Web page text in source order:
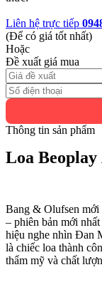
Liên hệ trực tiếp
(Để có giá tốt nhất)
Hoặc
Đề xuất giá mua
Thông tin sản phẩm
Loa
Bang & Olufsen mới
– phiên bản mới
hiệu nghe nhìn Đan
là chiếc loa thành
thẩm mỹ và chất